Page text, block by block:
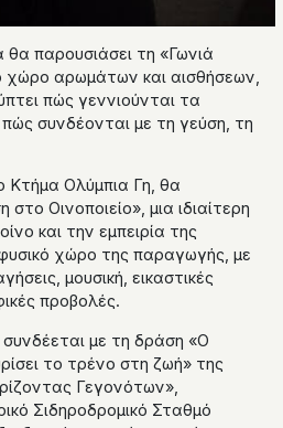
παρουσιάσει τη «Γωνιά
χώρο αρωμάτων και αισθήσεων,
πώς γεννιούνται τα
συνδέονται με τη γεύση, τη
Κτήμα Ολύμπια Γη, θα
Οινοποιείο», μια ιδιαίτερη
και την εμπειρία της
χώρο της παραγωγής, με
μουσική, εικαστικές
προβολές.
με τη δράση «Ο
το τρένο στη ζωή» της
Γεγονότων»,
Σιδηροδρομικό Σταθμό